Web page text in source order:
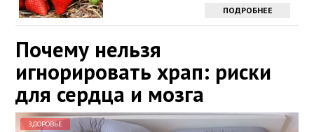
ПОДРОБНЕЕ
Почему нельзя
игнорировать храп: риски
для сердца и мозга
ЗДОРОВЬЕ